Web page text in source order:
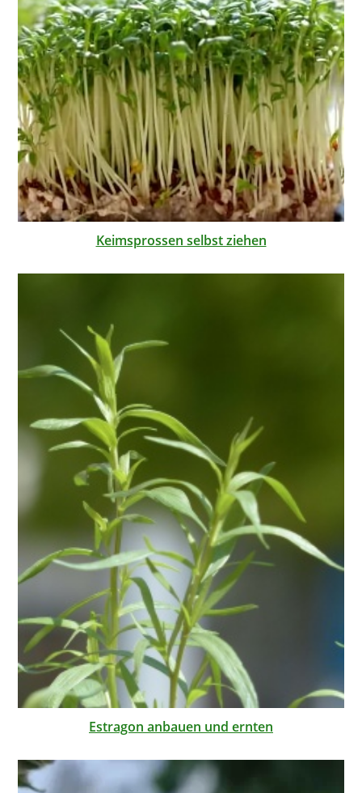
Keimsprossen selbst ziehen
Estragon anbauen und ernten